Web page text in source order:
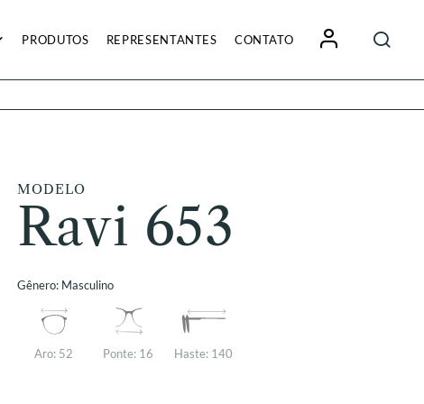
PRODUTOS REPRESENTANTES CONTATO
por:
MODELO
Ravi 653
Gênero: Masculino
Aro: 52 Ponte: 16 Haste: 140